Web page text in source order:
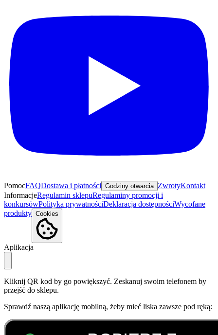
PomocFAQDostawa i płatności Godziny otwarcia ZwrotyKontakt
InformacjeRegulamin sklepuRegulaminy promocji i
konkursówPolityka prywatnościDeklaracja dostępnościWycofane
produkty Cookies
Aplikacja
Kliknij QR kod by go powiększyć. Zeskanuj swoim telefonem by
przejść do sklepu.
Sprawdź naszą aplikację mobilną, żeby mieć liska zawsze pod ręką: